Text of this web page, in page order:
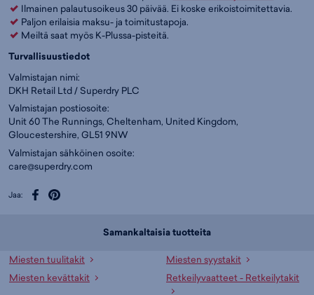
Ilmainen palautusoikeus 30 päivää. Ei koske erikoistoimitettavia.
Paljon erilaisia maksu- ja toimitustapoja.
Meiltä saat myös K-Plussa-pisteitä.
Turvallisuustiedot
Valmistajan nimi:
DKH Retail Ltd / Superdry PLC
Valmistajan postiosoite:
Unit 60 The Runnings, Cheltenham, United Kingdom,
Gloucestershire, GL51 9NW
Valmistajan sähköinen osoite:
care@superdry.com
Jaa:
Samankaltaisia tuotteita
Miesten tuulitakit
Miesten syystakit
Miesten kevättakit
Retkeilyvaatteet - Retkeilytakit